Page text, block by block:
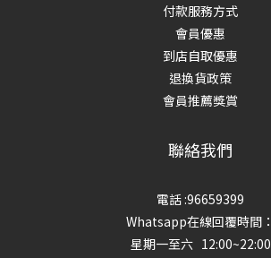
付款服務方式
會員優惠
到店自取優惠
退換貨政策
會員推薦獎賞
聯絡我們
電話 :96659399
Whatsapp在線回覆時間：
星期一至六 12:00~22:00